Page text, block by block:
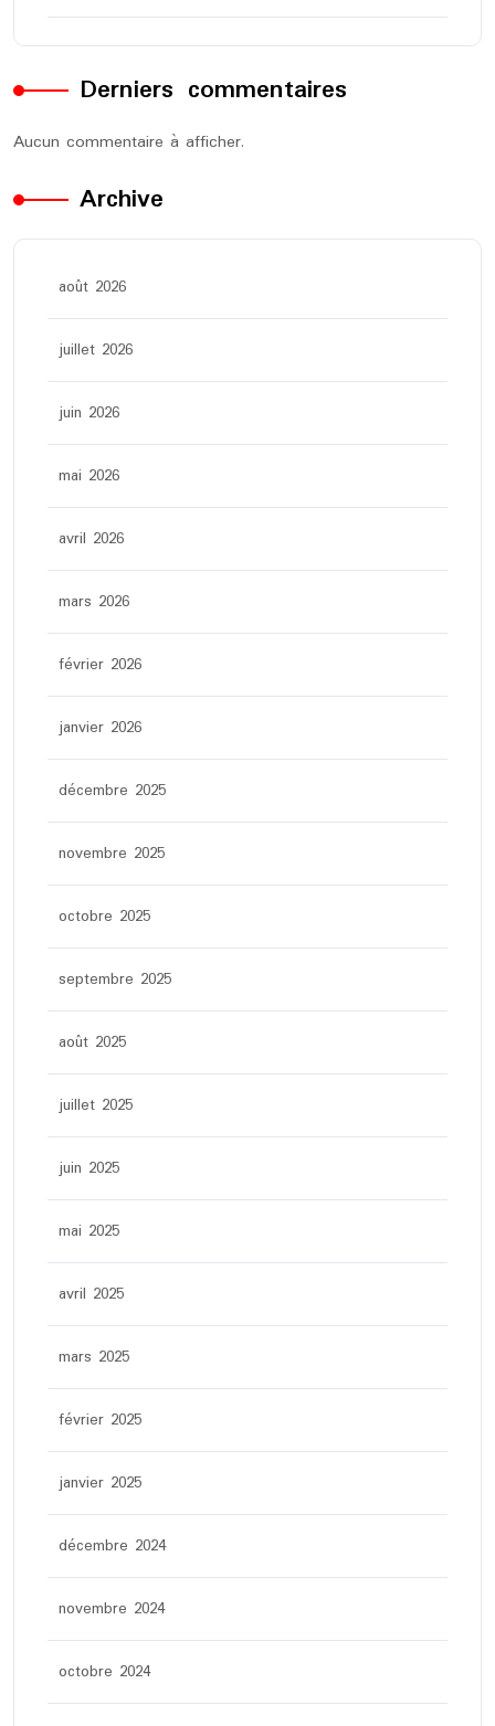
Derniers commentaires
Aucun commentaire à afficher.
Archive
août 2026
juillet 2026
juin 2026
mai 2026
avril 2026
mars 2026
février 2026
janvier 2026
décembre 2025
novembre 2025
octobre 2025
septembre 2025
août 2025
juillet 2025
juin 2025
mai 2025
avril 2025
mars 2025
février 2025
janvier 2025
décembre 2024
novembre 2024
octobre 2024